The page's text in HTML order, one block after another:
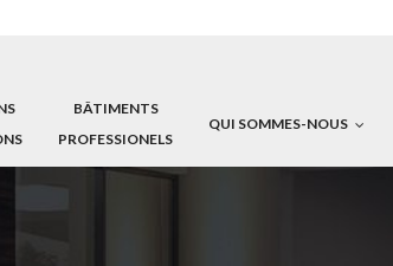
BÂTIMENTS
PROFESSIONELS
QUI SOMMES-NOUS